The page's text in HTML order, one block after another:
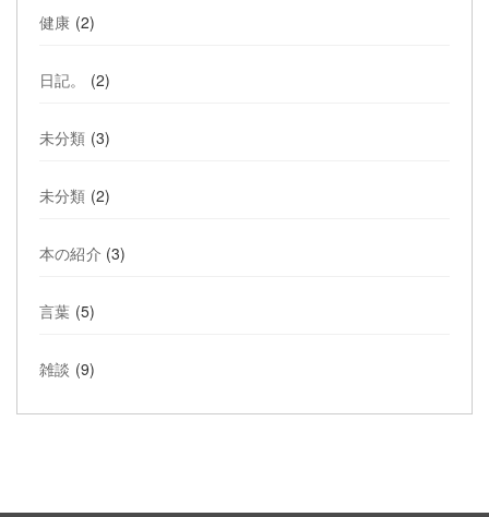
健康 (2)
日記。 (2)
未分類 (3)
未分類 (2)
本の紹介 (3)
言葉 (5)
雑談 (9)